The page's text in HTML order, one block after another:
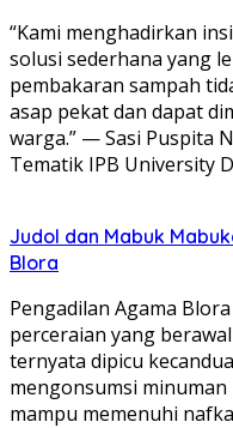
“Kami menghadirkan
solusi sederhana yang
pembakaran sampah
asap pekat dan dapat
warga.” — Sasi Puspita
Tematik IPB University
Judol dan Mabuk
Blora
Pengadilan Agama
perceraian yang
ternyata dipicu
mengonsumsi
mampu memenuhi